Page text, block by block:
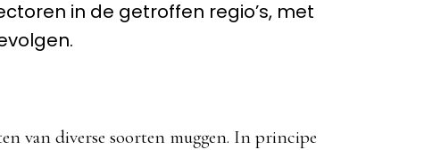
in de getroffen regio’s, met
van diverse soorten muggen. In principe